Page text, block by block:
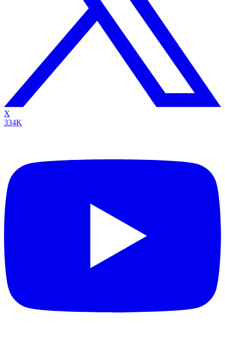
X
334K